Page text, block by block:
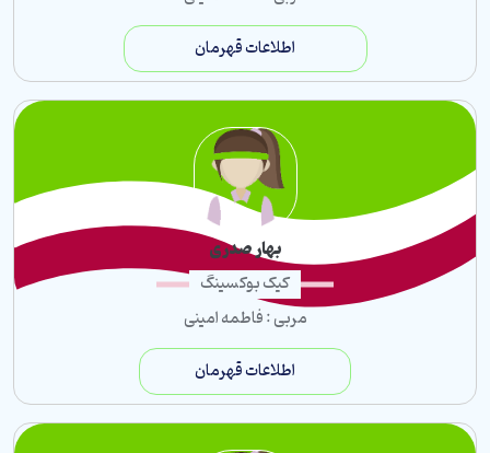
اطلاعات قهرمان
بهار صدری
کیک بوکسینگ
مربی : فاطمه امینی
اطلاعات قهرمان